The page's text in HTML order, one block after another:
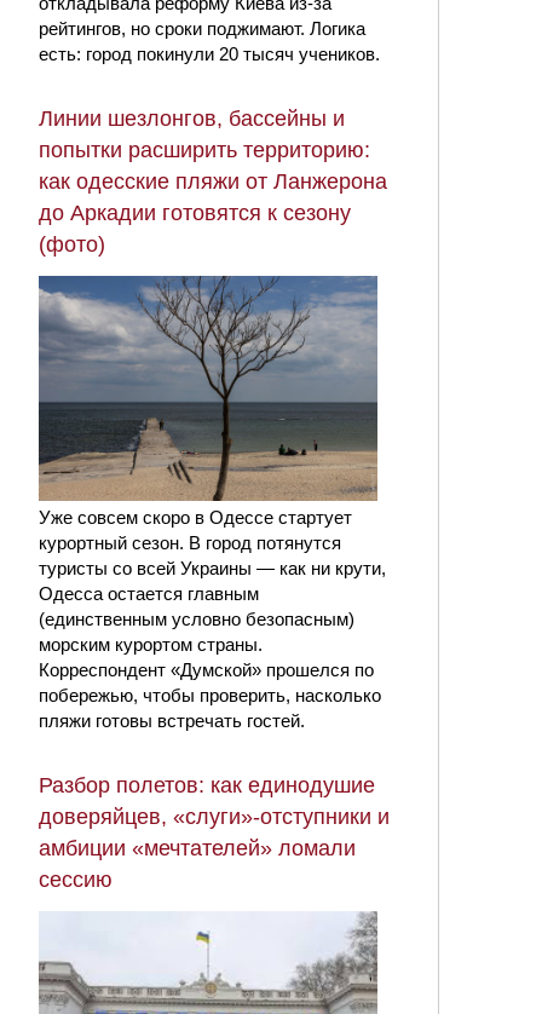
рейтингов, но сроки поджимают. Логика
есть: город покинули 20 тысяч учеников.
Линии шезлонгов, бассейны и
попытки расширить территорию:
как одесские пляжи от Ланжерона
до Аркадии готовятся к сезону
(фото)
Уже совсем скоро в Одессе стартует
курортный сезон. В город потянутся
туристы со всей Украины — как ни крути,
Одесса остается главным
(единственным условно безопасным)
морским курортом страны.
Корреспондент «Думской» прошелся по
побережью, чтобы проверить, насколько
пляжи готовы встречать гостей.
Разбор полетов: как единодушие
доверяйцев, «слуги»-отступники и
амбиции «мечтателей» ломали
сессию